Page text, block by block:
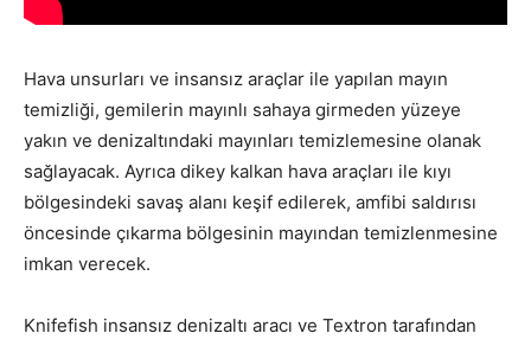
Hava unsurları ve insansız araçlar ile yapılan mayın
temizliği, gemilerin mayınlı sahaya girmeden yüzeye
yakın ve denizaltındaki mayınları temizlemesine olanak
sağlayacak. Ayrıca dikey kalkan hava araçları ile kıyı
bölgesindeki savaş alanı keşif edilerek, amfibi saldırısı
öncesinde çıkarma bölgesinin mayından temizlenmesine
imkan verecek.
Knifefish insansız denizaltı aracı ve Textron tarafından